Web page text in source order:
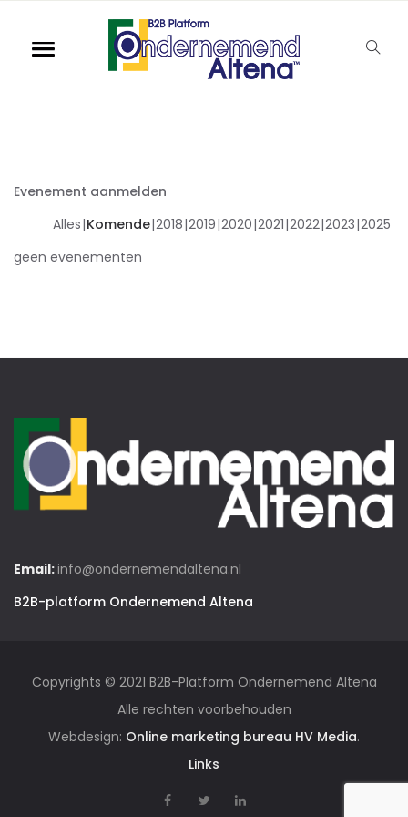
Evenement aanmelden
Alles Komende 2018 2019 2020 2021 2022 2023 2025
geen evenementen
Email:info@ondernemendaltena.nl
B2B-platform Ondernemend Altena
Copyrights © 2021 B2B-Platform Ondernemend Altena
Alle rechten voorbehouden
Webdesign: Online marketing bureau HV Media.
Links